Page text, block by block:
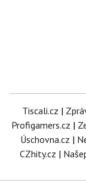
Tiscali.cz |
Profigamers.cz |
Úschovna.cz |
CZhity.cz |